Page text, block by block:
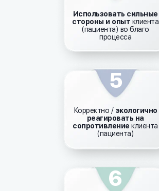
Использовать сильные
стороны и опыт клиента
(пациента) во благо
процесса
Корректно / экологично
реагировать на
сопротивление клиента
(пациента)
5
6